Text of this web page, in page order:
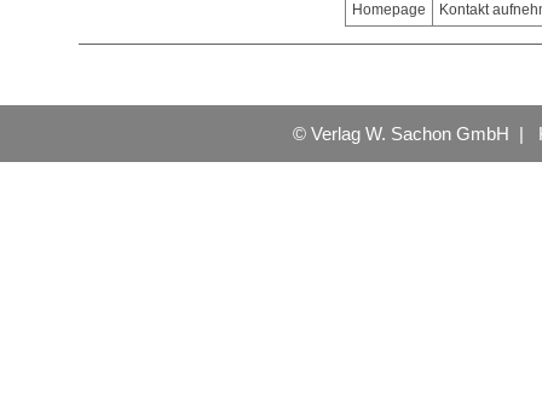
Homepage Kontakt
© Verlag W. Sachon GmbH |